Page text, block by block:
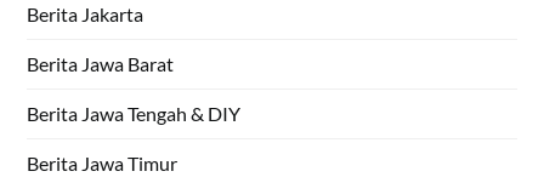
Berita Jakarta
Berita Jawa Barat
Berita Jawa Tengah & DIY
Berita Jawa Timur